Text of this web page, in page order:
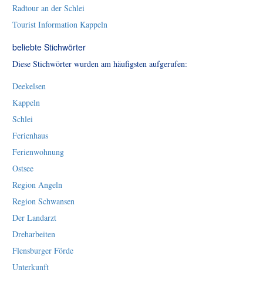
Radtour an der Schlei
Tourist Information Kappeln
beliebte Stichwörter
Diese Stichwörter wurden am häufigsten aufgerufen:
Deekelsen
Kappeln
Schlei
Ferienhaus
Ferienwohnung
Ostsee
Region Angeln
Region Schwansen
Der Landarzt
Dreharbeiten
Flensburger Förde
Unterkunft